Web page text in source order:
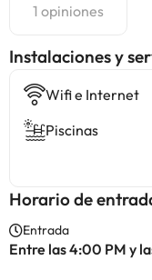
1 opiniones
Instalaciones y
Wifi e Internet
Piscinas
Horario de
Entrada
Entre las 4:00 PM y